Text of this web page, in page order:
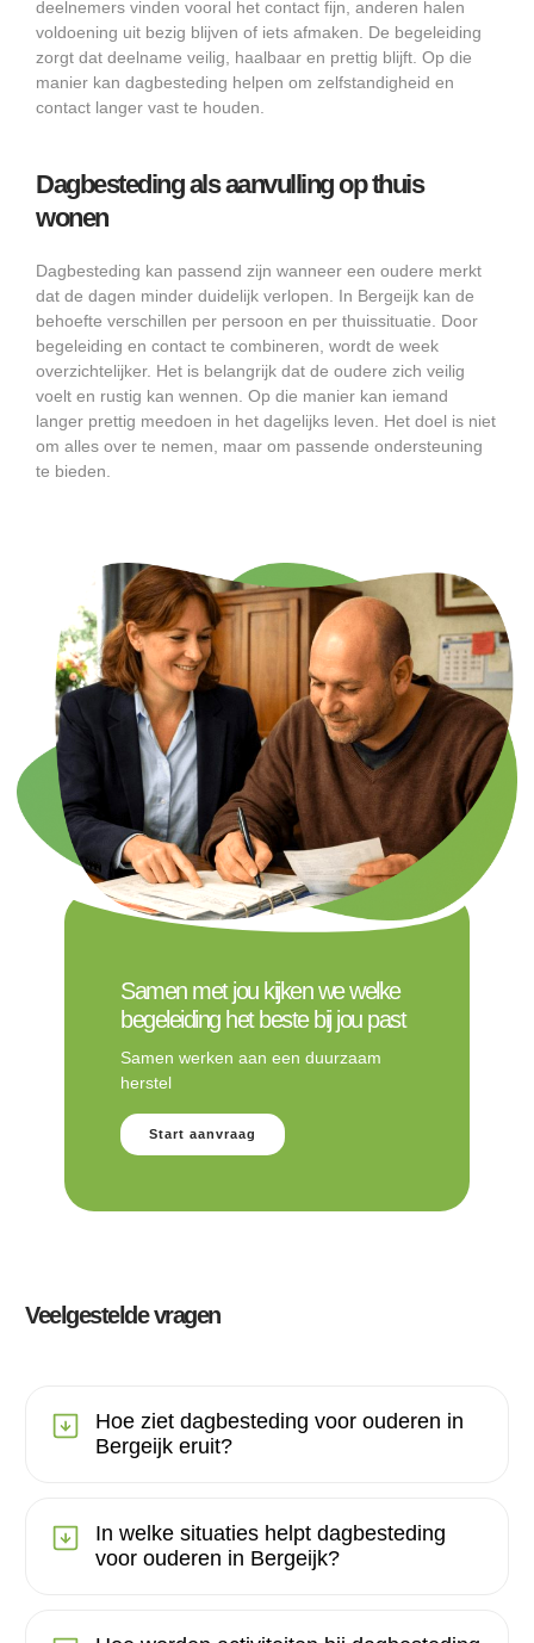
deelnemers vinden vooral het contact fijn, anderen halen
voldoening uit bezig blijven of iets afmaken. De begeleiding
zorgt dat deelname veilig, haalbaar en prettig blijft. Op die
manier kan dagbesteding helpen om zelfstandigheid en
contact langer vast te houden.
Dagbesteding als aanvulling op thuis
wonen
Dagbesteding kan passend zijn wanneer een oudere merkt
dat de dagen minder duidelijk verlopen. In Bergeijk kan de
behoefte verschillen per persoon en per thuissituatie. Door
begeleiding en contact te combineren, wordt de week
overzichtelijker. Het is belangrijk dat de oudere zich veilig
voelt en rustig kan wennen. Op die manier kan iemand
langer prettig meedoen in het dagelijks leven. Het doel is niet
om alles over te nemen, maar om passende ondersteuning
te bieden.
Samen met jou kijken we welke
begeleiding het beste bij jou past
Samen werken aan een duurzaam
herstel
Start aanvraag
Veelgestelde vragen
Hoe ziet dagbesteding voor ouderen in
Bergeijk eruit?
In welke situaties helpt dagbesteding
voor ouderen in Bergeijk?